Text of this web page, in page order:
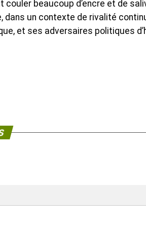
beaucoup d’encre et de
dans un contexte de rivalité
et ses adversaires politiques